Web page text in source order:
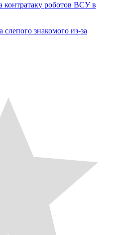
контратаку роботов ВСУ в
знакомого из-за